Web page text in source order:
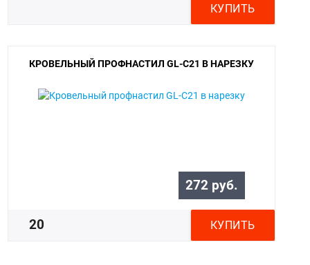
КУПИТЬ
КРОВЕЛЬНЫЙ ПРОФНАСТИЛ GL-С21 В НАРЕЗКУ
272 руб.
20 КУПИТЬ